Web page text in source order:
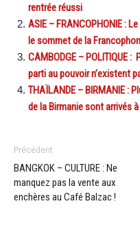
rentrée réussi
ASIE – FRANCOPHONIE :
le sommet de la
CAMBODGE – POLITIQUE
parti au pouvoir n’existent
THAÏLANDE – BIRMANIE :
de la Birmanie sont arrivés
Précédent
BANGKOK – CULTURE : Ne
manquez pas la vente aux
enchères au Café Balzac !